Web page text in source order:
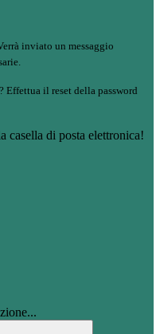
inviato un messaggio
Effettua il reset della password
casella di posta elettronica!